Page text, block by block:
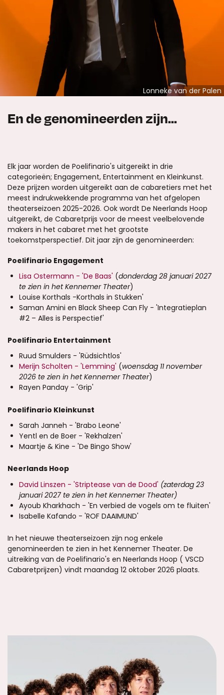
Lonneke van der Palen
En de genomineerden zijn...
Elk jaar worden de Poelifinario's uitgereikt in drie
categorieën; Engagement, Entertainment en Kleinkunst.
Deze prijzen worden uitgereikt aan de cabaretiers met het
meest indrukwekkende programma van het afgelopen
theaterseizoen 2025-2026. Ook wordt De Neerlands Hoop
uitgereikt, de Cabaretprijs voor de meest veelbelovende
makers in het cabaret met het grootste
toekomstperspectief. Dit jaar zijn de genomineerden:
Poelifinario Engagement
Lisa Ostermann - 'De Baas' (donderdag 28 januari 2027
te zien in het Kennemer Theater)
Louise Korthals -Korthals in Stukken'
Saman Amini en Black Sheep Can Fly - 'Integratieplan
#2 – Alles is Perspectief'
Poelifinario Entertainment
Ruud Smulders - 'Rüdsichtlos'
Merijn Scholten - 'Lemming' (woensdag 11 november
2026 te zien in het Kennemer Theater)
Rayen Panday - 'Grip'
Poelifinario Kleinkunst
Sarah Janneh - 'Brabo Leone'
Yentl en de Boer - 'Rekhalzen'
Maartje & Kine - 'De Bingo Show'
Neerlands Hoop
David Linszen - 'Striptease van de Dood' (zaterdag 23
januari 2027 te zien in het Kennemer Theater)
Ayoub Kharkhach - 'En verbied de vogels om te fluiten'
Isabelle Kafando - 'ROF DAAIMUND'
In het nieuwe theaterseizoen zijn nog enkele
genomineerden te zien in het Kennemer Theater. De
uitreiking van de Poelifinario's en Neerlands Hoop ( VSCD
Cabaretprijzen) vindt maandag 12 oktober 2026 plaats.